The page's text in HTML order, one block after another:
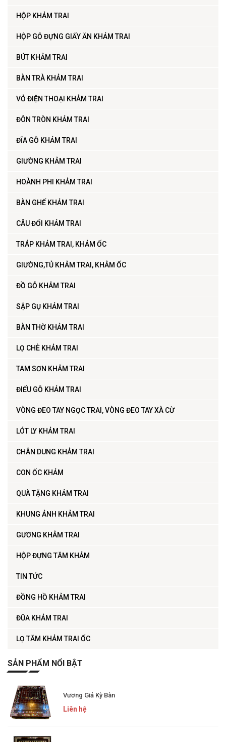
HỘP KHẢM TRAI
HỘP GỖ ĐỰNG GIẤY ĂN KHẢM TRAI
BÚT KHẢM TRAI
BÀN TRÀ KHẢM TRAI
VỎ ĐIỆN THOẠI KHẢM TRAI
ĐÔN TRÒN KHẢM TRAI
ĐĨA GỖ KHẢM TRAI
GIƯỜNG KHẢM TRAI
HOÀNH PHI KHẢM TRAI
BÀN GHẾ KHẢM TRAI
CÂU ĐỐI KHẢM TRAI
TRÁP KHẢM TRAI, KHẢM ỐC
GIƯỜNG,TỦ KHẢM TRAI, KHẢM ỐC
ĐỒ GỖ KHẢM TRAI
SẬP GỤ KHẢM TRAI
BÀN THỜ KHẢM TRAI
LỌ CHÈ KHẢM TRAI
TAM SƠN KHẢM TRAI
ĐIẾU GỖ KHẢM TRAI
VÒNG ĐEO TAY NGỌC TRAI, VÒNG ĐEO TAY XÀ CỪ
LÓT LY KHẢM TRAI
CHÂN DUNG KHẢM TRAI
CON ỐC KHẢM
QUÀ TẶNG KHẢM TRAI
KHUNG ẢNH KHẢM TRAI
GƯƠNG KHẢM TRAI
HỘP ĐỰNG TĂM KHẢM
TIN TỨC
ĐỒNG HỒ KHẢM TRAI
ĐŨA KHẢM TRAI
LỌ TĂM KHẢM TRAI ỐC
SẢN PHẨM NỔI BẬT
Vương Giả Kỳ Bàn
Liên hệ